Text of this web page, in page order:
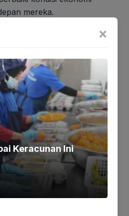
mereka.
harus diedit baik
SilahkanLaporkan!
×
Keracunan Ini